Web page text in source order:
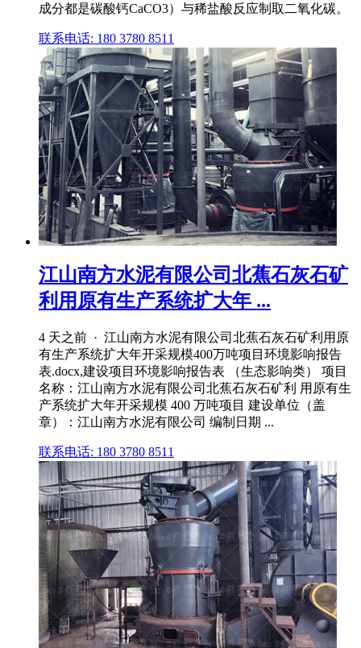
成分都是碳酸钙CaCO3）与稀盐酸反应制取二氧化碳。
联系电话: 180 3780 8511
江山南方水泥有限公司北蕉石灰石矿
利用原有生产系统扩大年 ...
4 天之前 · 江山南方水泥有限公司北蕉石灰石矿利用原
有生产系统扩大年开采规模400万吨项目环境影响报告
表.docx,建设项目环境影响报告表 （生态影响类） 项目
名称：江山南方水泥有限公司北蕉石灰石矿利 用原有生
产系统扩大年开采规模 400 万吨项目 建设单位（盖
章）：江山南方水泥有限公司 编制日期 ...
联系电话: 180 3780 8511